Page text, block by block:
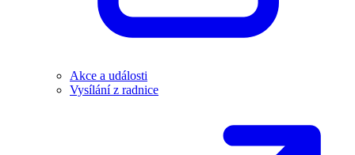
Akce a události
Vysílání z radnice